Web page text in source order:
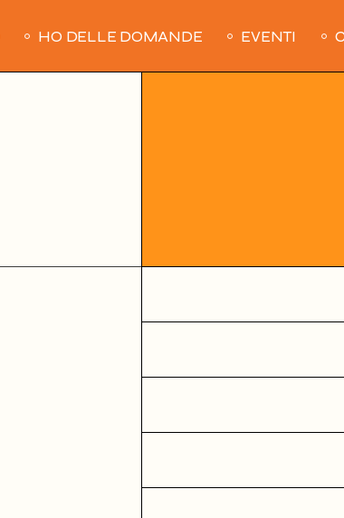
HO DELLE DOMANDE EVENTI